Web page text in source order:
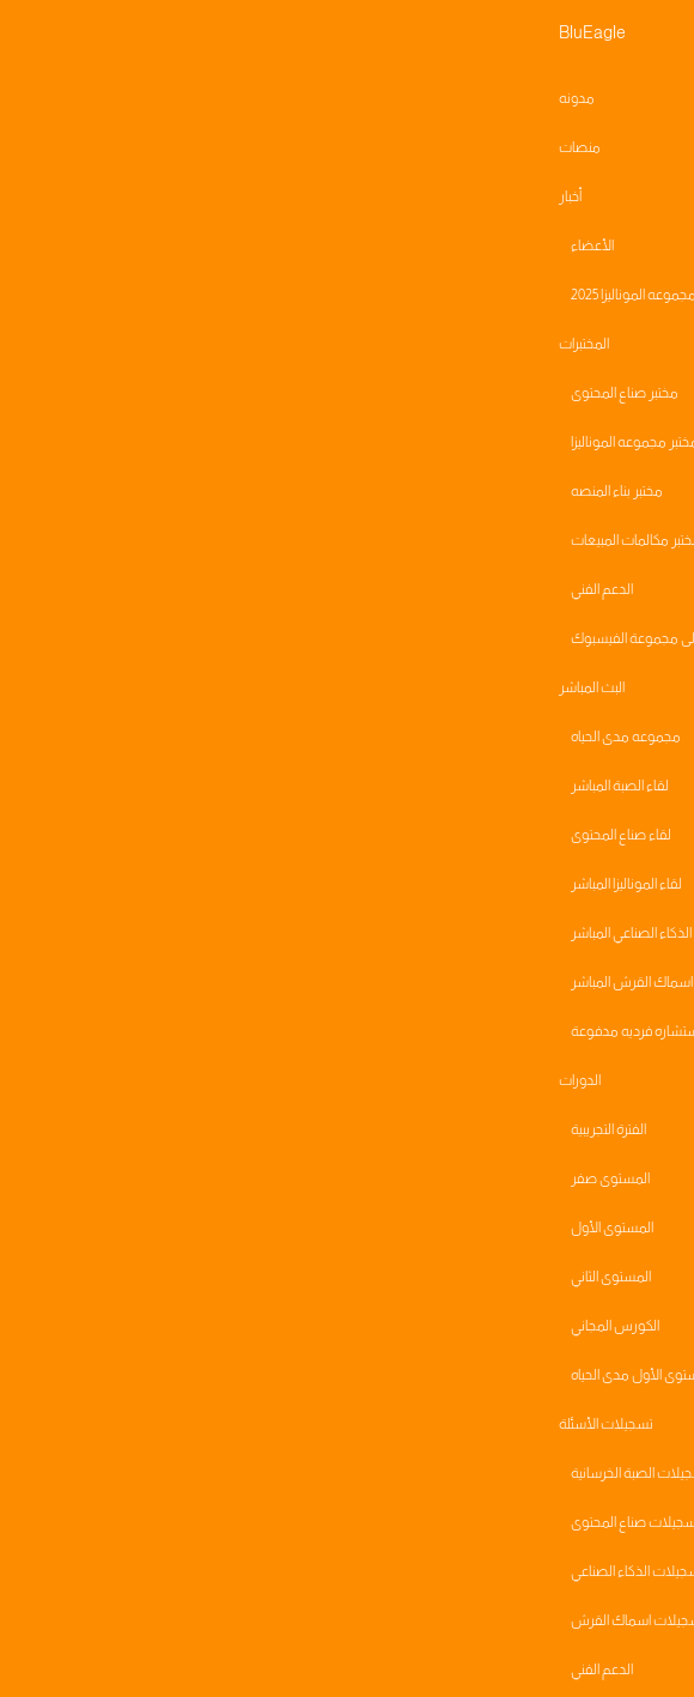
BluEagle
مدونه
منصات
أخبار
الأعضاء
الموناليزا 2025
المختبرات
مختبر صناع المحتوى
مجموعه الموناليزا
مختبر بناء المنصه
مكالمات المبيعات
الدعم الفني
مجموعة الفيسبوك
البث المباشر
مجموعه مدى الحياه
لقاء الصبة المباشر
لقاء صناع المحتوى
لقاء الموناليزا المباشر
الذكاء الصناعي المباشر
اسماك القرش المباشر
فرديه مدفوعة
الدورات
الفترة التجريبية
المستوى صفر
المستوى الأول
المستوى الثاني
الكورس المجاني
الأول مدى الحياه
تسجيلات الأسئلة
الصبة الخرسانية
صناع المحتوى
الذكاء الصناعي
اسماك القرش
الدعم الفني